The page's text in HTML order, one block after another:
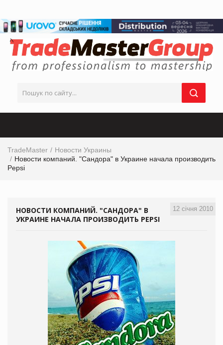
TradeMaster
Новости Украины
Новости компаний. "Сандора" в Украине начала производить
Pepsi
12 січня 2010
НОВОСТИ КОМПАНИЙ. "САНДОРА" В
УКРАИНЕ НАЧАЛА ПРОИЗВОДИТЬ PEPSI